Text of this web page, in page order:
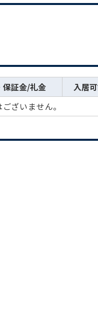
保証金/礼金 入居
ざいません。